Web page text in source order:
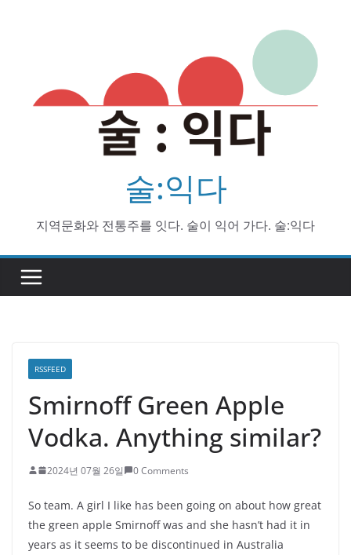
술:익다
지역문화와 전통주를 잇다. 술이 익어 가다. 술:익다
RSSFEED
Smirnoff Green Apple
Vodka. Anything similar?
2024년 07월 26일 0 Comments
So team. A girl I like has been going on about how great
the green apple Smirnoff was and she hasn’t had it in
years as it seems to be discontinued in Australia